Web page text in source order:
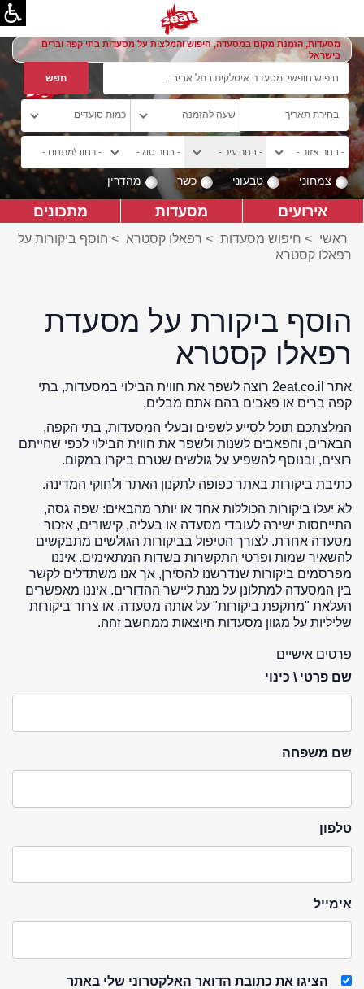
מסעדות, הזמנת מקום במסעדה, חיפוש והמלצות על מסעדות בתי קפה וברים
בישראל
צמחוני טבעוני כשר מהדרין
אירועים מסעדות מתכונים
ראשי > חיפוש מסעדות > רפאלו קסטרא > הוסף ביקורות על
רפאלו קסטרא
הוסף ביקורת על מסעדת
רפאלו קסטרא
אתר 2eat.co.il רוצה לשפר את חווית הבילוי במסעדות, בתי
קפה ברים או פאבים בהם אתם מבלים.
המלצתכם תוכל לסייע לשפים ובעלי המסעדות, בתי הקפה,
הבארים, והפאבים לשנות ולשפר את חווית הבילוי לכפי שהייתם
רוצים, ובנוסף להשפיע על גולשים שטרם ביקרו במקום.
כתיבת ביקורות באתר כפופה לתקנון האתר ולחוקי המדינה.
לא יעלו ביקורות הכוללות אחד או יותר מהבאים: שפה גסה,
התייחסות ישירה לעובדי מסעדה או בעליה, קישורים, אזכור
מסעדה אחרת. לצורך הטיפול בביקורות הגולשים מתבקשים
להשאיר שמות ופרטי התקשרות בשדות המתאימים. איננו
מפרסמים ביקורות שנדרשנו להסירן, אך אנו משתדלים לקשר
בין המסעדה למתלונן על מנת ליישר ההדורים. איננו מאפשרים
העלאת "מתקפת ביקורות" על אותה מסעדה, או צרור ביקורות
שליליות על מגוון מסעדות היוצאות ממחשב זהה.
פרטים אישיים
שם פרטי \ כינוי
שם משפחה
טלפון
אימייל
הציגו את כתובת הדואר האלקטרוני שלי באתר